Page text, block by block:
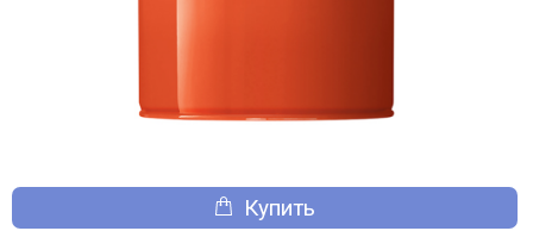
Купить